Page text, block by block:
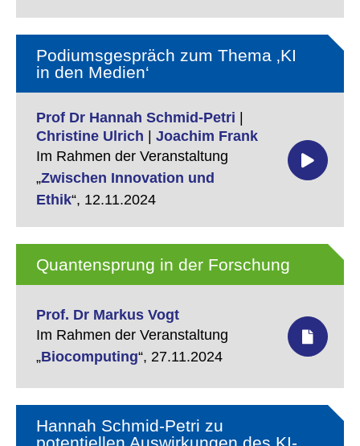
Podiumsgespräch zum Thema ‚KI
in den Medien‘
Prof Dr Hannah Schmid-Petri
Christine Ulrich
Joachim Frank
Im Rahmen der Veranstaltung
„Zwischen Innovation und
Ethik“, 12.11.2024
Quantensprung in der Forschung
Prof. Dr Markus Vogt
Im Rahmen der Veranstaltung
„Biocomputing“, 27.11.2024
Hannah Schmid-Petri zu